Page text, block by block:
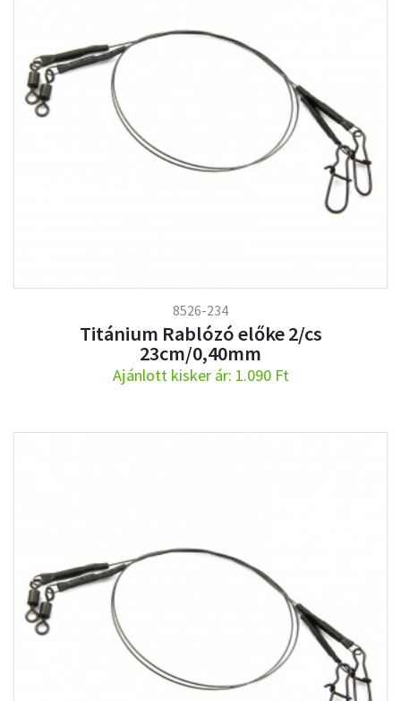
8526-234
Titánium Rablózó előke 2/cs
23cm/0,40mm
Ajánlott kisker ár: 1.090 Ft